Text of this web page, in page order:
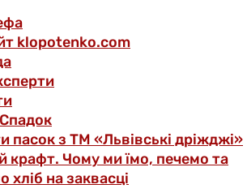
klopotenko.com
пасок з ТМ «Львівські дріжджі»
крафт. Чому ми їмо, печемо та
хліб на заквасці